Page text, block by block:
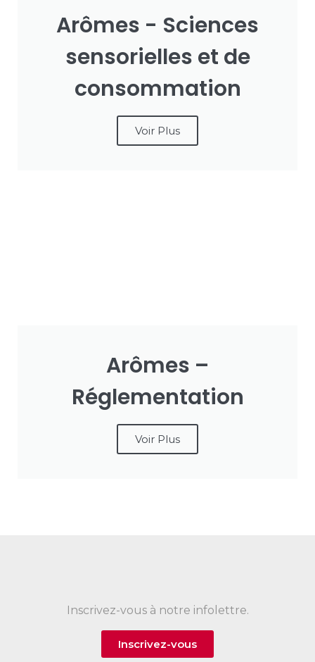
Arômes - Sciences
sensorielles et de
consommation
Voir Plus
Arômes –
Réglementation
Voir Plus
Inscrivez-vous à notre infolettre.
Inscrivez-vous